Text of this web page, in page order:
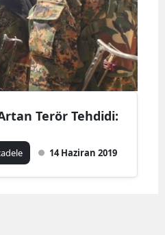
Terör Tehdidi:
14 Haziran 2019